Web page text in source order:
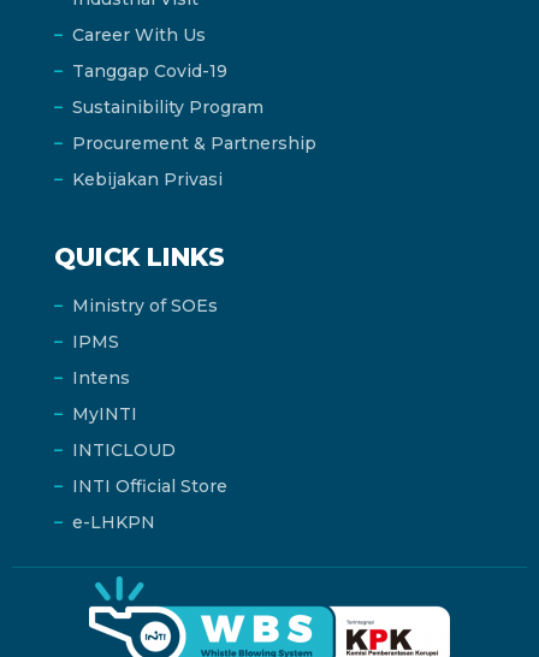
Career With Us
Tanggap Covid-19
Sustainibility Program
Procurement & Partnership
Kebijakan Privasi
QUICK LINKS
Ministry of SOEs
IPMS
Intens
MyINTI
INTICLOUD
INTI Official Store
e-LHKPN